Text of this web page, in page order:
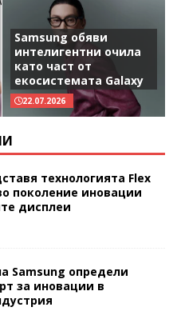
Samsung обяви
интелигентни очила
като част от
екосистемата Galaxy
22.07.2026
технологията Flex
поколение иновации
дисплеи
Samsung определи
за иновации в